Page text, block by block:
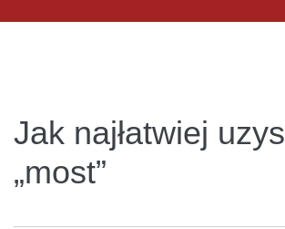
Jak najłatwiej
„most”